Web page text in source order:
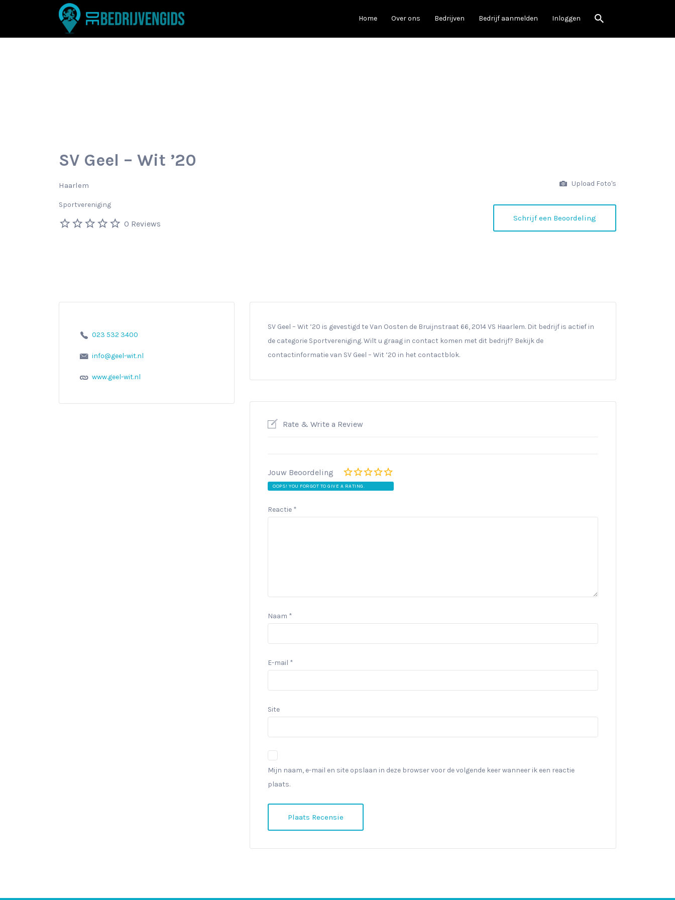
Home Over ons Bedrijven Bedrijf aanmelden Inloggen
Zoek
naar:
SV Geel – Wit ’20
Haarlem
Sportvereniging
0 Reviews
Upload Foto's
Schrijf een Beoordeling
023 532 3400
info@geel-wit.nl
www.geel-wit.nl
SV Geel – Wit ’20 is gevestigd te Van Oosten de Bruijnstraat 66, 2014 VS Haarlem. Dit bedrijf is actief in
de categorie Sportvereniging. Wilt u graag in contact komen met dit bedrijf? Bekijk de
contactinformatie van SV Geel – Wit ’20 in het contactblok.
Rate & Write a Review
Jouw Beoordeling
OOPS! YOU FORGOT TO GIVE A RATING.
Reactie *
Naam *
E-mail *
Site
Mijn naam, e-mail en site opslaan in deze browser voor de volgende keer wanneer ik een reactie
plaats.